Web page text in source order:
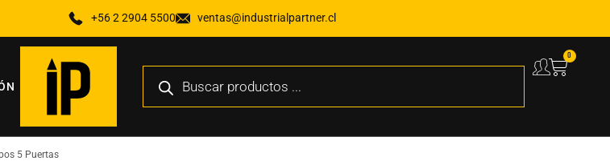
+56 2 2904 5500 ventas@industrialpartner.cl
0
5 Puertas